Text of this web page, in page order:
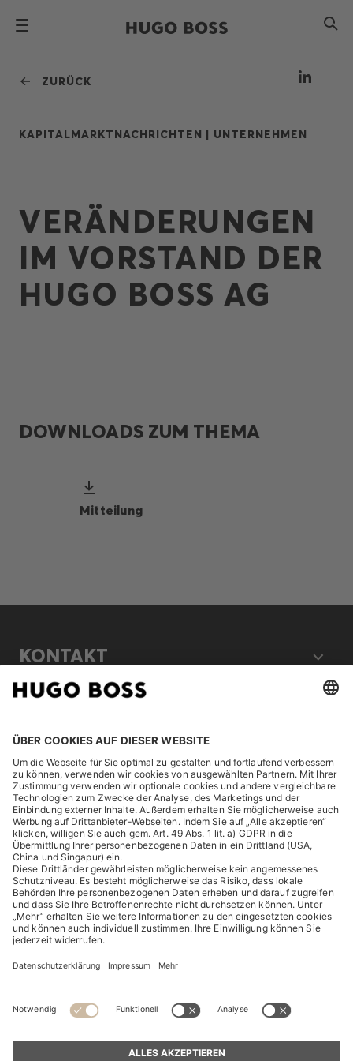
ZURÜCK
KAPITALMARKTNACHRICHTEN | UNTERNEHMEN
VERÄNDERUNGEN
IM VORSTAND DER
HUGO BOSS AG
DOWNLOADS ZUM THEMA
Mitteilung
KONTAKT
ENTDECKEN
HUGO BOSS Corporate